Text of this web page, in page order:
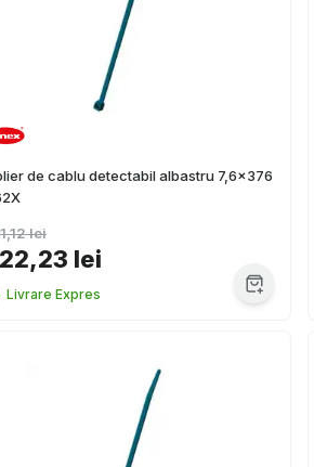
de cablu detectabil albastru 7,6x376
lei
lei
Livrare Expres